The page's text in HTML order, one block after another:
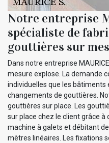
Notre entreprise
spécialiste de
gouttières sur
Dans notre entreprise
mesure explose. La demande
individuelles que les bâtiments
changements de gouttières.
gouttières sur place. Les
sur place chez le client grâce à
machine à galets et débitant
mètres linéaires. Les fixations